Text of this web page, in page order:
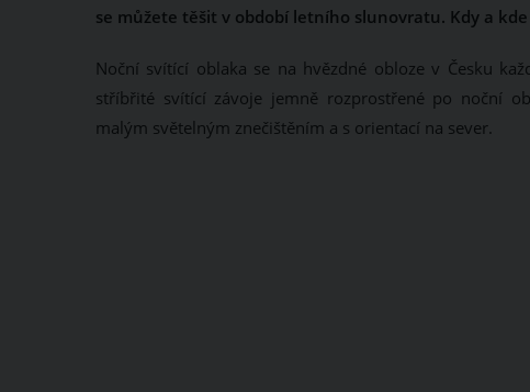
se můžete těšit v období letního slunovratu. Kdy a
Noční svítící oblaka se na hvězdné obloze v Česku
stříbřité svítící závoje jemně rozprostřené po noční
malým světelným znečištěním a s orientací na sever.